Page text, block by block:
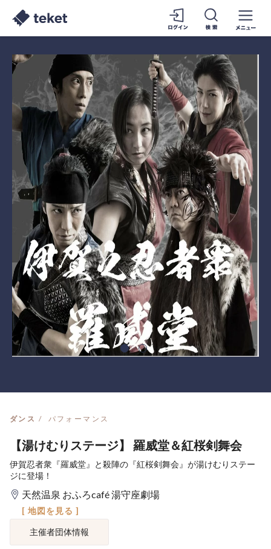
ダンス パフォーマンス
【湯けむりステージ】 羅威堂＆紅桜剣舞会
伊賀忍者衆『羅威堂』と殺陣の『紅桜剣舞会』が湯けむりステー
ジに登場！
天然温泉 おふろcafé 湯守座劇場
[ 地図を見る ]
主催者団体情報